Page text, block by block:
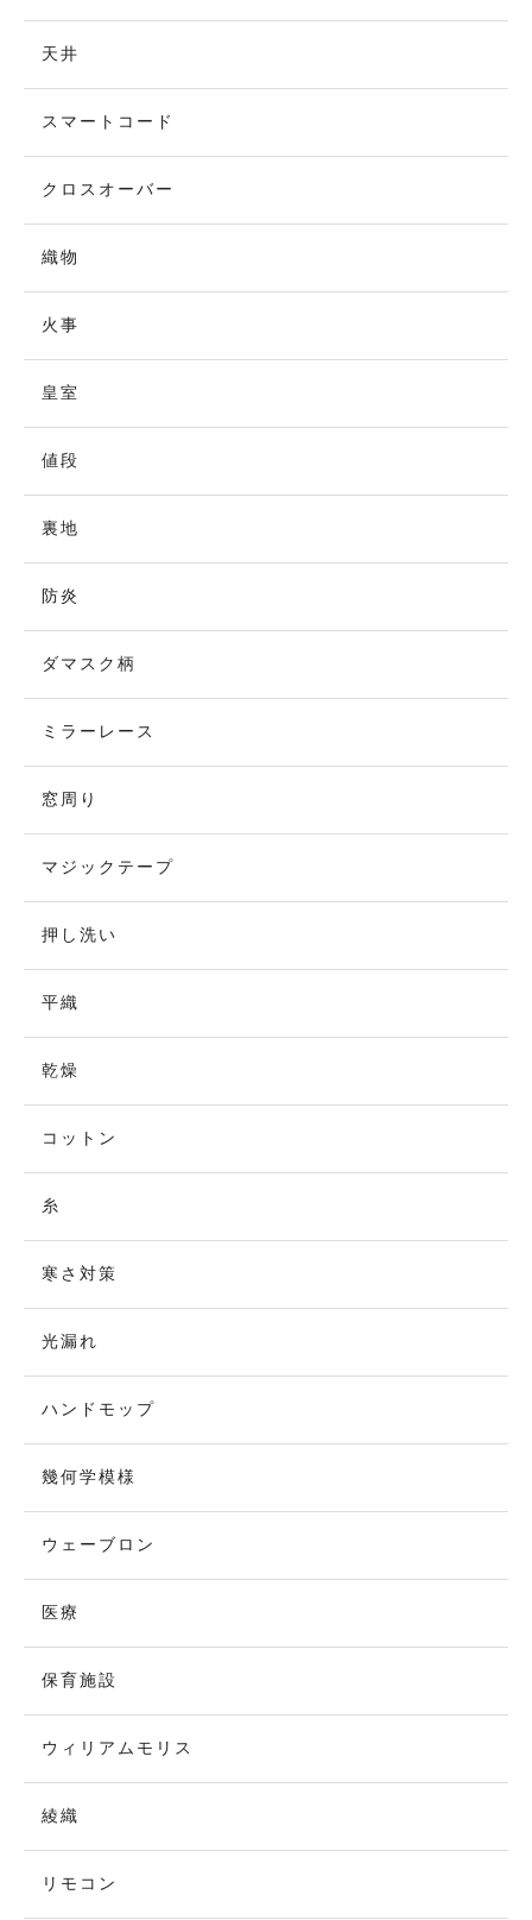
天井
スマートコード
クロスオーバー
織物
火事
皇室
値段
裏地
防炎
ダマスク柄
ミラーレース
窓周り
マジックテープ
押し洗い
平織
乾燥
コットン
糸
寒さ対策
光漏れ
ハンドモップ
幾何学模様
ウェーブロン
医療
保育施設
ウィリアムモリス
綾織
リモコン